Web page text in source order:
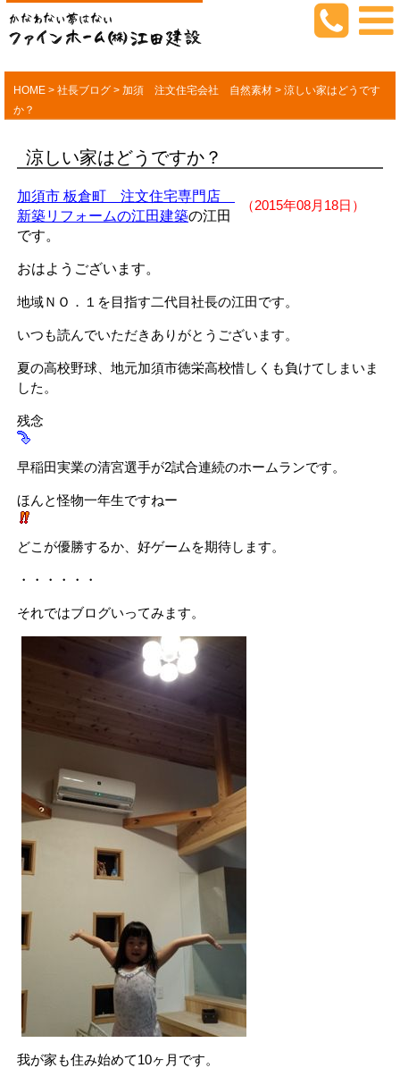
HOME > 社長ブログ > 加須 注文住宅会社 自然素材 > 涼しい家はどうです
か？
涼しい家はどうですか？
（2015年08月18日）
加須市 板倉町 注文住宅専門店
新築リフォームの江田建築の江田
です。
おはようございます。
地域ＮＯ．１を目指す二代目社長の江田です。
いつも読んでいただきありがとうございます。
夏の高校野球、地元加須市徳栄高校惜しくも負けてしまいま
した。
残念
早稲田実業の清宮選手が2試合連続のホームランです。
ほんと怪物一年生ですねー
どこが優勝するか、好ゲームを期待します。
・・・・・・
それではブログいってみます。
我が家も住み始めて10ヶ月です。